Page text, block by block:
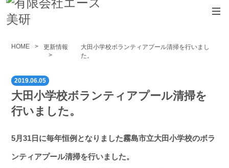
HOME 更新情報
大田小学校ボランティアプール清掃を行いまし
た。
2019.06.05
大田小学校ボランティアプール清掃を
行いました。
5月31日に毎年恒例となりました霧島市立大田小学校のボラ
ンティアプール清掃を行いました。
＞環境衛生管理業務
＞設備管理
更新情報
求人